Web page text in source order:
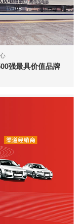
强最具价值品牌